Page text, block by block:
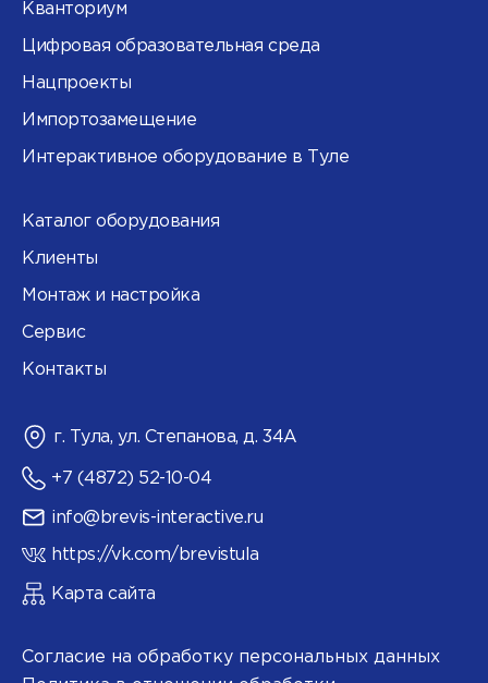
Кванториум
Цифровая образовательная среда
Нацпроекты
Импортозамещение
Интерактивное оборудование в Туле
Каталог оборудования
Клиенты
Монтаж и настройка
Сервис
Контакты
г. Тула, ул. Степанова, д. 34А
+7 (4872) 52-10-04
info@brevis-interactive.ru
https://vk.com/brevistula
Карта сайта
Согласие на обработку персональных данных